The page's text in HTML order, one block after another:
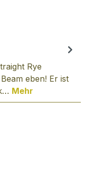
Rye
eben! Er ist
Mehr